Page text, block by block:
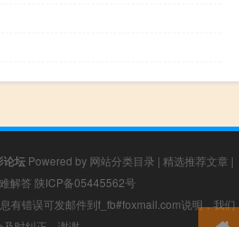
论坛 Powered by 网站分类目录 | 精选推荐文章 |
解答 陕ICP备05445562号
有错误可发邮件到f_fb#foxmail.com说明，我们